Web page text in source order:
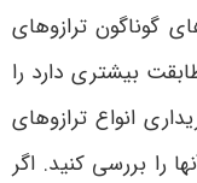
گوناگون ترازوهای
بیشتری دارد را
انواع ترازوهای
را بررسی کنید. اگر